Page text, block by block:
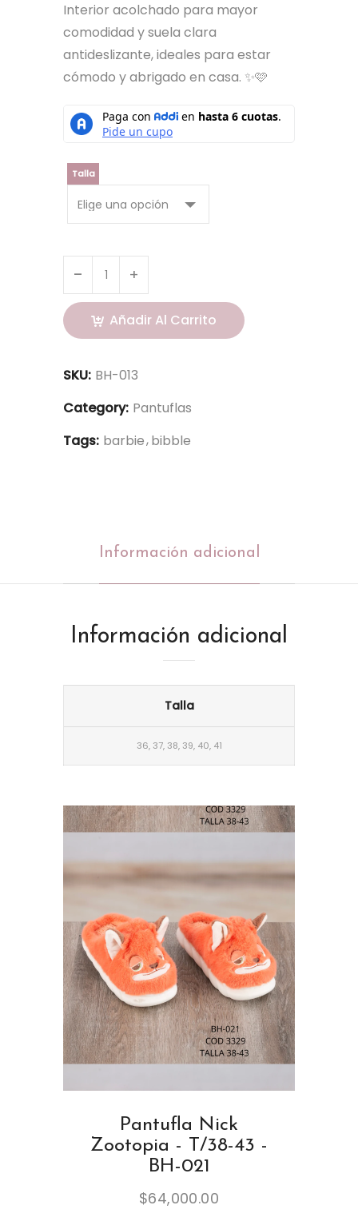
Interior acolchado para mayor
comodidad y suela clara
antideslizante, ideales para estar
cómodo y abrigado en casa. ✨🩷
Talla
Añadir Al Carrito
SKU: BH-013
Category: Pantuflas
Tags: barbie bibble
Información adicional
Información adicional
Talla
36, 37, 38, 39, 40, 41
Pantufla Nick
Zootopia - T/38-43 -
BH-021
$64,000.00